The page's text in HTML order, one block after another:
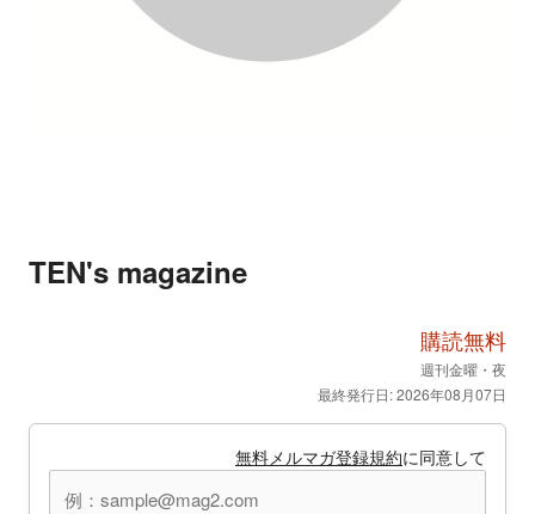
TEN's magazine
購読無料
週刊金曜・夜
最終発行日: 2026年08月07日
無料メルマガ登録規約に同意して